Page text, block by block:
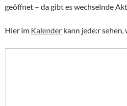
geöffnet – da gibt es wechselnde
Hier im Kalender kann jede:r sehen,